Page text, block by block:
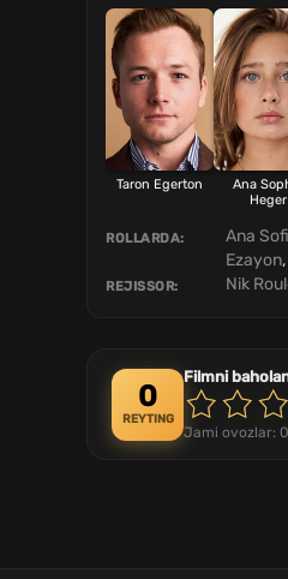
Taron Egerton
Ana
Heger
ROLLARDA: Ana
Ezayon,
REJISSOR: Nik
0
REYTING
Filmni
Jami ovozlar: 0